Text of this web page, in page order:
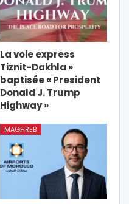
La voie express
Tiznit-Dakhla »
baptisée « President
Donald J. Trump
Highway »
MAGHREB